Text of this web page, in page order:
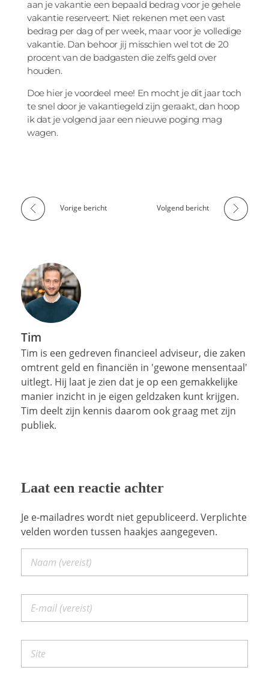
aan je vakantie een bepaald bedrag voor je gehele
vakantie reserveert. Niet rekenen met een vast
bedrag per dag of per week, maar voor je volledige
vakantie. Dan behoor jij misschien wel tot de 20
procent van de badgasten die zelfs geld over
houden.
Doe hier je voordeel mee! En mocht je dit jaar toch
te snel door je vakantiegeld zijn geraakt, dan hoop
ik dat je volgend jaar een nieuwe poging mag
wagen.
Vorige bericht Volgend bericht
Tim
Tim is een gedreven financieel adviseur, die zaken
omtrent geld en financiën in 'gewone mensentaal'
uitlegt. Hij laat je zien dat je op een gemakkelijke
manier inzicht in je eigen geldzaken kunt krijgen.
Tim deelt zijn kennis daarom ook graag met zijn
publiek.
Laat een reactie achter
Je e-mailadres wordt niet gepubliceerd. Verplichte
velden worden tussen haakjes aangegeven.